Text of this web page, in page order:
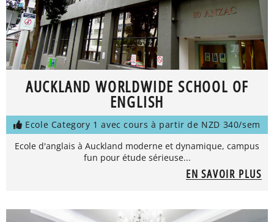
AUCKLAND WORLDWIDE SCHOOL OF
ENGLISH
Ecole Category 1 avec cours à partir de NZD 340/sem
Ecole d'anglais à Auckland moderne et dynamique, campus
fun pour étude sérieuse...
EN SAVOIR PLUS